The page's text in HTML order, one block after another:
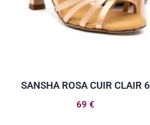
SANSHA ROSA CUIR CLAIR 6
69 €